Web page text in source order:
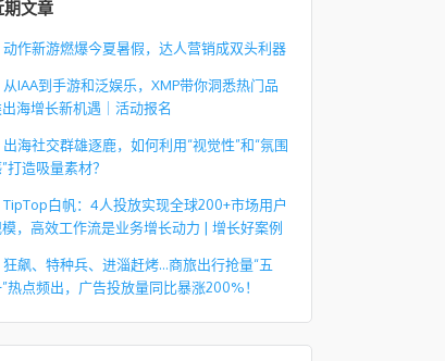
期文章
动作新游燃爆今夏暑假，达人营销成双头利器
从IAA到手游和泛娱乐，XMP带你洞悉热门品
海增长新机遇｜活动报名
出海社交群雄逐鹿，如何利用“视觉性”和“氛围
打造吸量素材？
TipTop白帆：4人投放实现全球200+市场用户
，高效工作流是业务增长动力 | 增长好案例
狂飙、特种兵、进淄赶烤…商旅出行抢量“五
热点频出，广告投放量同比暴涨200%！